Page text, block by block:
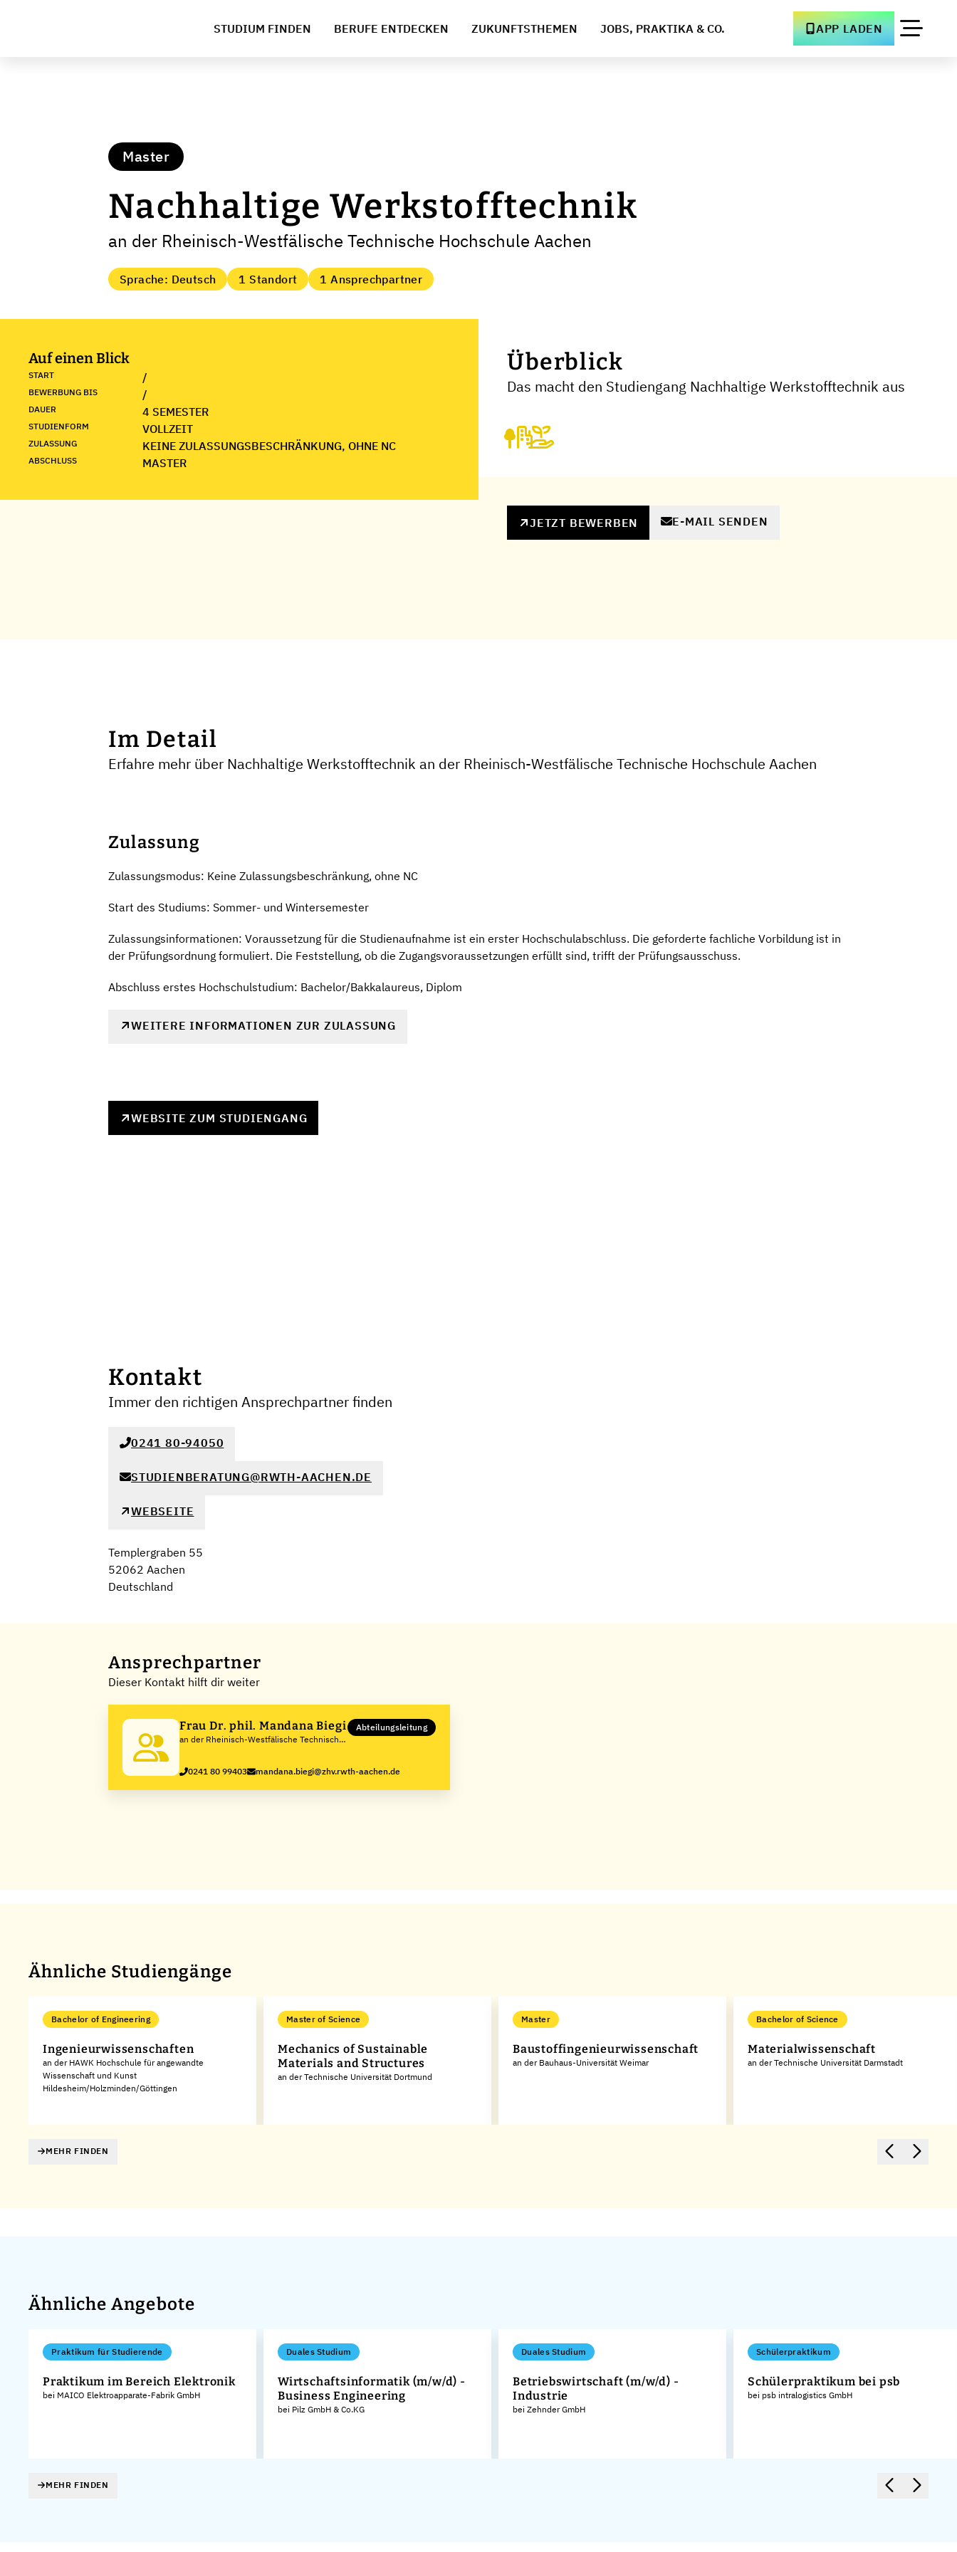
STUDIUM FINDEN BERUFE ENTDECKEN ZUKUNFTSTHEMEN JOBS, PRAKTIKA & CO. APP LADEN
Master
Nachhaltige Werkstofftechnik
an der Rheinisch-Westfälische Technische Hochschule Aachen
Sprache: Deutsch 1 Standort 1 Ansprechpartner
Auf einen Blick
START /
BEWERBUNG BIS /
DAUER 4 SEMESTER
STUDIENFORM VOLLZEIT
ZULASSUNG KEINE ZULASSUNGSBESCHRÄNKUNG, OHNE NC
ABSCHLUSS MASTER
Überblick
Das macht den Studiengang Nachhaltige Werkstofftechnik aus
JETZT BEWERBEN E-MAIL SENDEN
Im Detail
Erfahre mehr über Nachhaltige Werkstofftechnik an der Rheinisch-Westfälische Technische Hochschule Aachen
Zulassung
Zulassungsmodus: Keine Zulassungsbeschränkung, ohne NC
Start des Studiums: Sommer- und Wintersemester
Zulassungsinformationen: Voraussetzung für die Studienaufnahme ist ein erster Hochschulabschluss. Die geforderte fachliche Vorbildung ist in
der Prüfungsordnung formuliert. Die Feststellung, ob die Zugangsvoraussetzungen erfüllt sind, trifft der Prüfungsausschuss.
Abschluss erstes Hochschulstudium: Bachelor/Bakkalaureus, Diplom
WEITERE INFORMATIONEN ZUR ZULASSUNG
WEBSITE ZUM STUDIENGANG
Kontakt
Immer den richtigen Ansprechpartner finden
0241 80-94050
STUDIENBERATUNG@RWTH-AACHEN.DE
WEBSEITE
Templergraben 55
52062 Aachen
Deutschland
Ansprechpartner
Dieser Kontakt hilft dir weiter
Frau Dr. phil. Mandana Biegi
an der Rheinisch-Westfälische Technische
Abteilungsleitung
0241 80 99403 mandana.biegi@zhv.rwth-aachen.de
Ähnliche Studiengänge
Bachelor of Engineering
Ingenieurwissenschaften
an der HAWK Hochschule für angewandte
Wissenschaft und Kunst
Hildesheim/Holzminden/Göttingen
Master of Science
Mechanics of Sustainable
Materials and Structures
an der Technische Universität Dortmund
Master
Baustoffingenieurwissenschaft
an der Bauhaus-Universität Weimar
Bachelor of Science
Materialwissenschaft
an der Technische Universität Darmstadt
MEHR FINDEN
Ähnliche Angebote
Praktikum für Studierende
Praktikum im Bereich Elektronik
bei MAICO Elektroapparate-Fabrik GmbH
Duales Studium
Wirtschaftsinformatik (m/w/d) -
Business Engineering
bei Pilz GmbH & Co.KG
Duales Studium
Betriebswirtschaft (m/w/d) -
Industrie
bei Zehnder GmbH
Schülerpraktikum
Schülerpraktikum bei psb
bei psb intralogistics GmbH
MEHR FINDEN